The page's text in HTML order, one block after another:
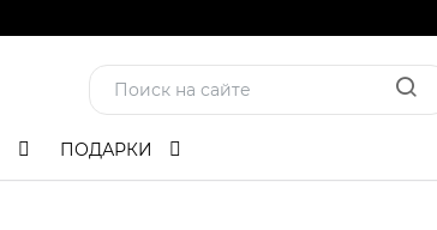
ПОДАРКИ